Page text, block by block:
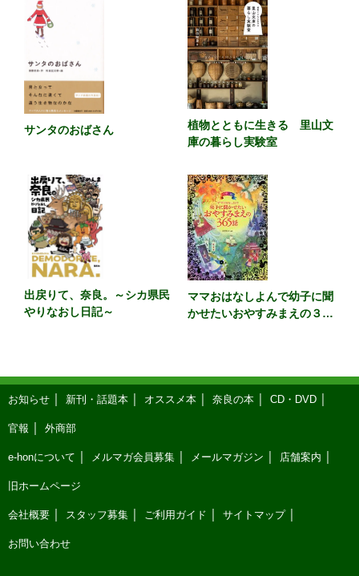
サンタのおばさん
植物とともに生きる 里山文
庫の暮らし実験室
出戻りて、奈良。～シカ県民
やりなおし日記～
ママおはなしよんで幼子に聞
かせたいおやすみまえの３６
お知らせ 新刊・話題本 オススメ本 奈良の本 CD・DVD
官報 外商部
e-honについて メルマガ会員募集 メールマガジン 店舗案内
旧ホームページ
会社概要 スタッフ募集 ご利用ガイド サイトマップ
お問い合わせ